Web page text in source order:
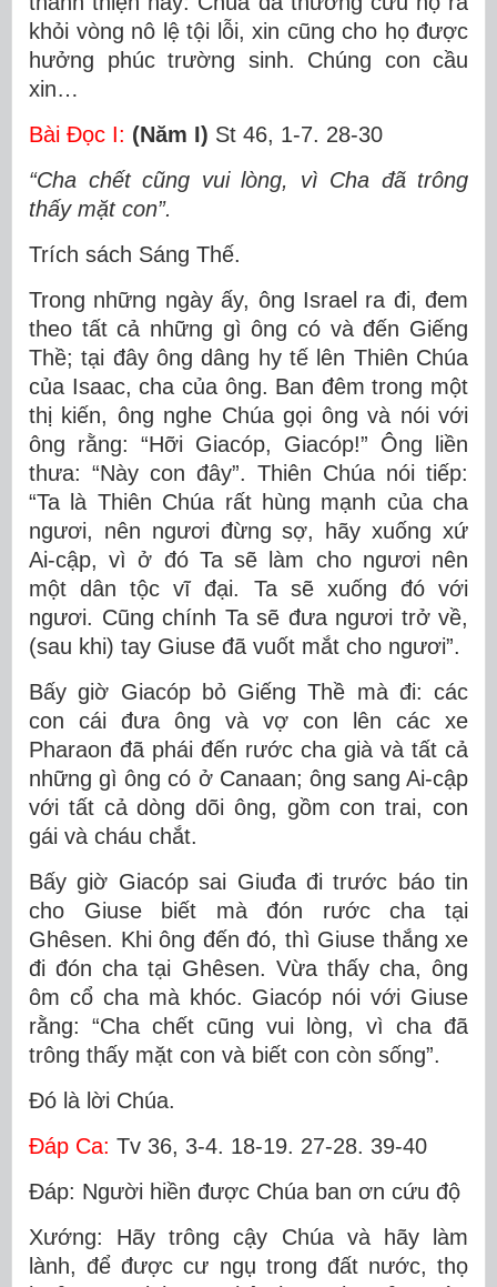
khỏi vòng nô lệ tội lỗi, xin cũng cho họ được
hưởng phúc trường sinh. Chúng con cầu
xin…
Bài Ðọc I: (Năm I) St 46, 1-7. 28-30
“Cha chết cũng vui lòng, vì Cha đã trông
thấy mặt con”.
Trích sách Sáng Thế.
Trong những ngày ấy, ông Israel ra đi, đem
theo tất cả những gì ông có và đến Giếng
Thề; tại đây ông dâng hy tế lên Thiên Chúa
của Isaac, cha của ông. Ban đêm trong một
thị kiến, ông nghe Chúa gọi ông và nói với
ông rằng: “Hỡi Giacóp, Giacóp!” Ông liền
thưa: “Này con đây”. Thiên Chúa nói tiếp:
“Ta là Thiên Chúa rất hùng mạnh của cha
ngươi, nên ngươi đừng sợ, hãy xuống xứ
Ai-cập, vì ở đó Ta sẽ làm cho ngươi nên
một dân tộc vĩ đại. Ta sẽ xuống đó với
ngươi. Cũng chính Ta sẽ đưa ngươi trở về,
(sau khi) tay Giuse đã vuốt mắt cho ngươi”.
Bấy giờ Giacóp bỏ Giếng Thề mà đi: các
con cái đưa ông và vợ con lên các xe
Pharaon đã phái đến rước cha già và tất cả
những gì ông có ở Canaan; ông sang Ai-cập
với tất cả dòng dõi ông, gồm con trai, con
gái và cháu chắt.
Bấy giờ Giacóp sai Giuđa đi trước báo tin
cho Giuse biết mà đón rước cha tại
Ghêsen. Khi ông đến đó, thì Giuse thắng xe
đi đón cha tại Ghêsen. Vừa thấy cha, ông
ôm cổ cha mà khóc. Giacóp nói với Giuse
rằng: “Cha chết cũng vui lòng, vì cha đã
trông thấy mặt con và biết con còn sống”.
Ðó là lời Chúa.
Ðáp Ca: Tv 36, 3-4. 18-19. 27-28. 39-40
Ðáp: Người hiền được Chúa ban ơn cứu độ
Xướng: Hãy trông cậy Chúa và hãy làm
lành, để được cư ngụ trong đất nước, thọ